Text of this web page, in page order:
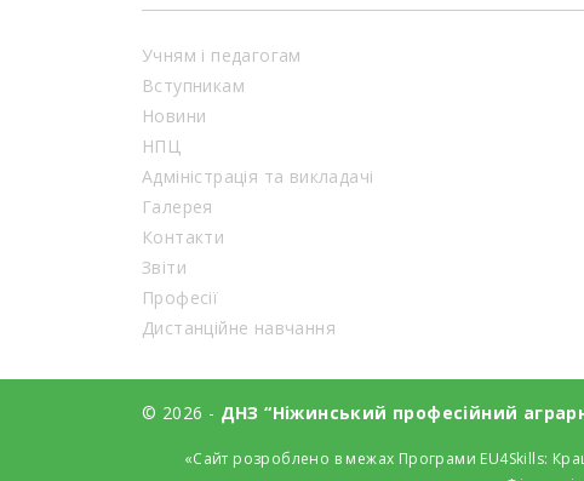
Учням і педагогам
Вступникам
Новини
НПЦ
Адміністрація та викладачі
Галерея
Контакти
Звіти
Професії
Дистанційне навчання
© 2026 - ДНЗ “Ніжинський професійний
«Сайт розроблено в межах Програми EU4Skills: